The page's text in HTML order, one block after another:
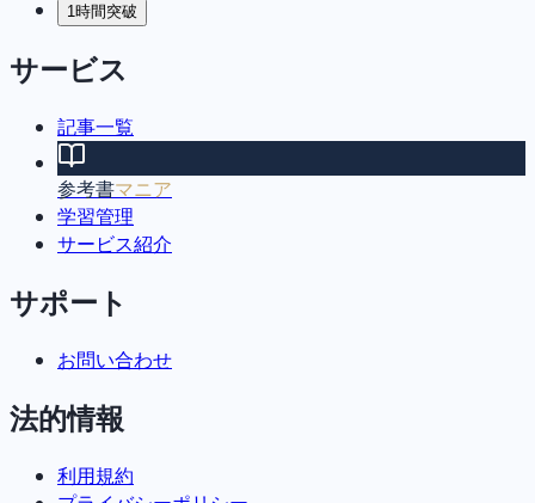
1時間突破
サービス
記事一覧
参考書マニア
学習管理
サービス紹介
サポート
お問い合わせ
法的情報
利用規約